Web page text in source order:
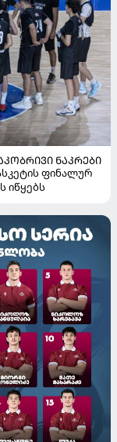
ᲜᲐᲙᲠᲔᲑᲘ
ფინალურ
იწყებს